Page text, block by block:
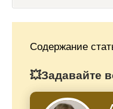
Содержание
💥Задавайте